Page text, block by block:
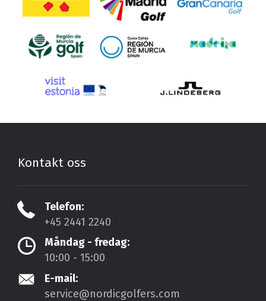
Kontakt oss
Telefon:
+45 2441 2240
Måndag - fredag:
10:00 - 15:00
E-mail:
service@nordicgolfers.com